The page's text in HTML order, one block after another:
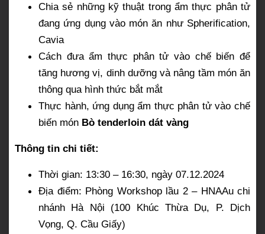
Chia sẻ những kỹ thuật trong ẩm thực phân tử
đang ứng dụng vào món ăn như Spherification,
Cavia
Cách đưa ẩm thực phân tử vào chế biến để
tăng hương vị, dinh dưỡng và nâng tầm món ăn
thông qua hình thức bắt mắt
Thực hành, ứng dụng ẩm thực phân tử vào chế
biến món Bò tenderloin dát vàng
Thông tin chi tiết:
Thời gian: 13:30 – 16:30, ngày 07.12.2024
Địa điểm: Phòng Workshop lầu 2 – HNAAu chi
nhánh Hà Nội (100 Khúc Thừa Dụ, P. Dịch
Vọng, Q. Cầu Giấy)